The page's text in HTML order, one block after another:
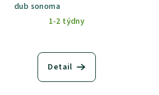
dub sonoma
1-2 týdny
Detail